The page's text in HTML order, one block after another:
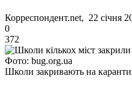
Корреспондент.net, 22 січня
0
372
Фото: bug.org.ua
Школи закривають на